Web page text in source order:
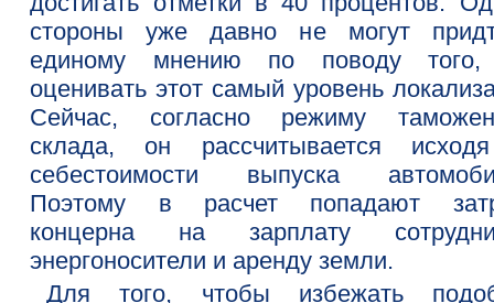
стороны уже давно не могут
единому мнению по поводу того,
оценивать этот самый уровень
Сейчас, согласно режиму
склада, он рассчитывается
себестоимости выпуска
Поэтому в расчет попадают
концерна на зарплату
энергоносители и аренду земли.
Для того, чтобы избежать